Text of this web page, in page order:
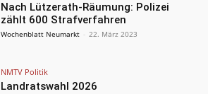
Nach Lützerath-Räumung: Polizei
zählt 600 Strafverfahren
Wochenblatt Neumarkt - 22. März 2023
NMTV Politik
Landratswahl 2026